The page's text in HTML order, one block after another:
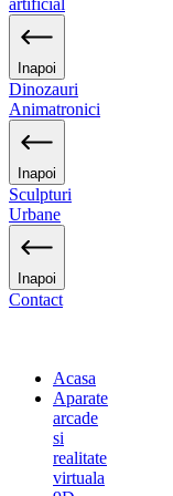
artificial
Inapoi
Dinozauri
Animatronici
Inapoi
Sculpturi
Urbane
Inapoi
Contact
Acasa
Aparate
arcade
si
realitate
virtuala